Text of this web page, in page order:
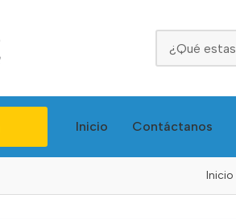
Inicio Contáctanos
Inicio